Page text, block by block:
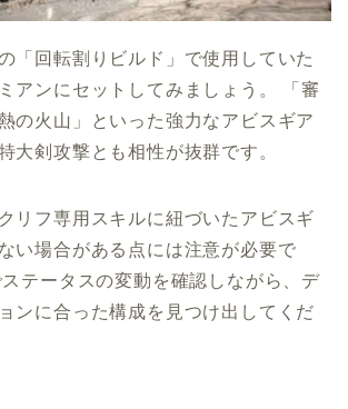
「回転割りビルド」で使用していた
アンにセットしてみましょう。 「審
の火山」といった強力なアビスギア
大剣攻撃とも相性が抜群です。
リフ専用スキルに紐づいたアビスギ
い場合がある点には注意が必要で
テータスの変動を確認しながら、デ
ンに合った構成を見つけ出してくだ